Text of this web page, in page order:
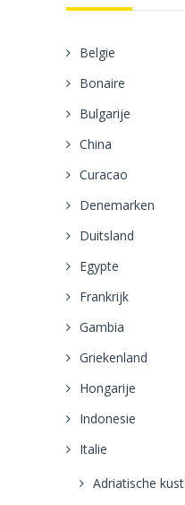
Belgie
Bonaire
Bulgarije
China
Curacao
Denemarken
Duitsland
Egypte
Frankrijk
Gambia
Griekenland
Hongarije
Indonesie
Italie
Adriatische kust